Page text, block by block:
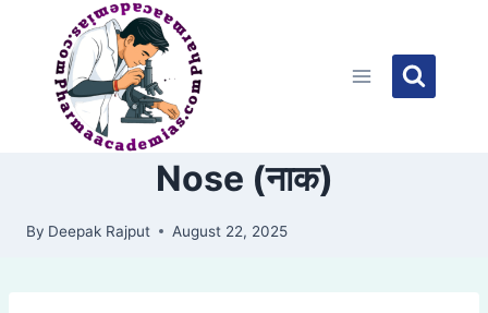
content
Nose (नाक)
By Deepak Rajput August 22, 2025